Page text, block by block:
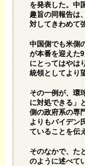
を発表した。中
趣旨の同報告は
対してきわめて
中国側でも米側
が本番を迎えた
にとってはやは
統領としてより
その一例が、環
に対処できる」
側の政府系の専
よりもバイデン
ていることを伝
そのなかで、た
のように述べて